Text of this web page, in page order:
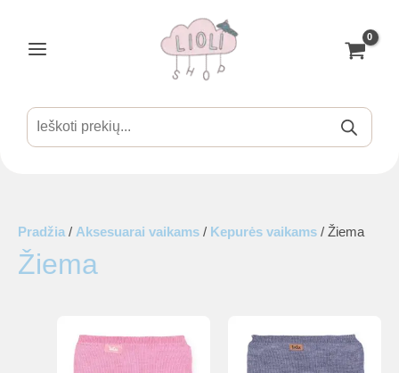
turinio
Products
search
Pradžia / Aksesuarai vaikams / Kepurės vaikams / Žiema
Žiema